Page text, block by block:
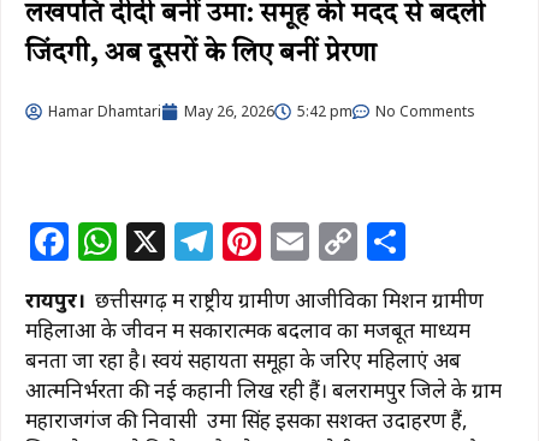
लखपति दीदी बनीं उमा: समूह की मदद से बदली
जिंदगी, अब दूसरों के लिए बनीं प्रेरणा
Hamar Dhamtari May 26, 2026 5:42 pm No Comments
F
c
e
b
W
h
at
s
A
X T
el
e
g
ra
Pi
n
te
re
st
E
m
ai
l
C
p
y
Li
ar
e
रायपुर। छत्तीसगढ़ में राष्ट्रीय ग्रामीण आजीविका मिशन ग्रामीण
महिलाओं के जीवन में सकारात्मक बदलाव का मजबूत माध्यम
बनता जा रहा है। स्वयं सहायता समूहों के जरिए महिलाएं अब
आत्मनिर्भरता की नई कहानी लिख रही हैं। बलरामपुर जिले के ग्राम
महाराजगंज की निवासी उमा सिंह इसका सशक्त उदाहरण हैं,